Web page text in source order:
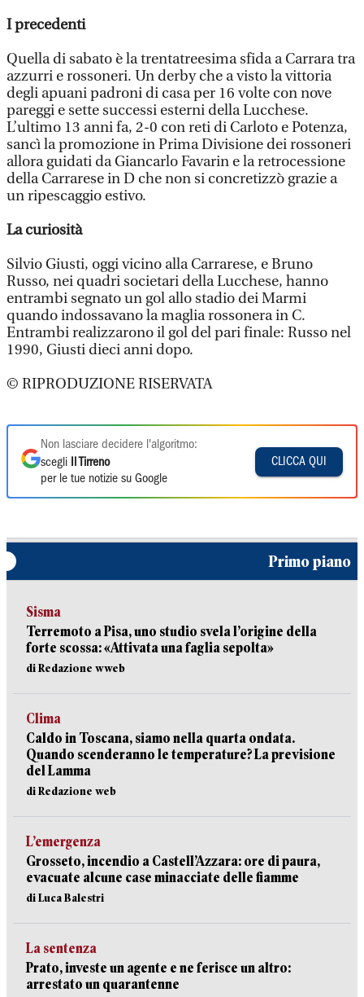
I precedenti
Quella di sabato è la trentatreesima sfida a Carrara tra
azzurri e rossoneri. Un derby che a visto la vittoria
degli apuani padroni di casa per 16 volte con nove
pareggi e sette successi esterni della Lucchese.
L’ultimo 13 anni fa, 2-0 con reti di Carloto e Potenza,
sancì la promozione in Prima Divisione dei rossoneri
allora guidati da Giancarlo Favarin e la retrocessione
della Carrarese in D che non si concretizzò grazie a
un ripescaggio estivo.
La curiosità
Silvio Giusti, oggi vicino alla Carrarese, e Bruno
Russo, nei quadri societari della Lucchese, hanno
entrambi segnato un gol allo stadio dei Marmi
quando indossavano la maglia rossonera in C.
Entrambi realizzarono il gol del pari finale: Russo nel
1990, Giusti dieci anni dopo.
© RIPRODUZIONE RISERVATA
Non lasciare decidere l'algoritmo:
scegli
Il Tirreno
per le tue notizie su Google
CLICCA QUI
Primo piano
Sisma
Terremoto a Pisa, uno studio svela l’origine della
forte scossa: «Attivata una faglia sepolta»
di Redazione wweb
Clima
Caldo in Toscana, siamo nella quarta ondata.
Quando scenderanno le temperature? La previsione
del Lamma
di Redazione web
L’emergenza
Grosseto, incendio a Castell’Azzara: ore di paura,
evacuate alcune case minacciate delle fiamme
di Luca Balestri
La sentenza
Prato, investe un agente e ne ferisce un altro:
arrestato un quarantenne